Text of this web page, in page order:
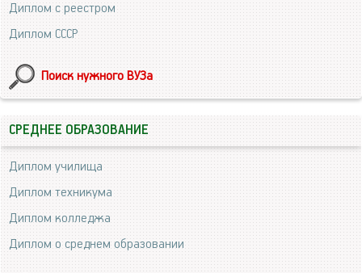
Диплом с реестром
Диплом СССР
Поиск нужного ВУЗа
СРЕДНЕЕ ОБРАЗОВАНИЕ
Диплом училища
Диплом техникума
Диплом колледжа
Диплом о среднем образовании